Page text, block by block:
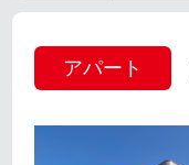
アパート